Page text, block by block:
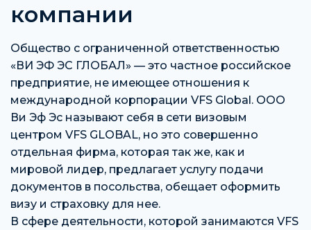
компании
Общество с ограниченной ответственностью
«ВИ ЭФ ЭС ГЛОБАЛ» — это частное российское
предприятие, не имеющее отношения к
международной корпорации VFS Global. ООО
Ви Эф Эс называют себя в сети визовым
центром VFS GLOBAL, но это совершенно
отдельная фирма, которая так же, как и
мировой лидер, предлагает услугу подачи
документов в посольства, обещает оформить
визу и страховку для нее.
В сфере деятельности, которой занимаются VFS